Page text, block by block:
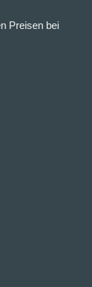
Preisen bei